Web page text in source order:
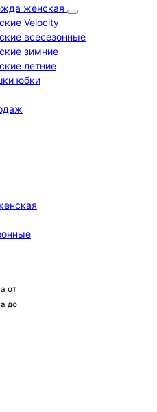
женская
Velocity
всесезонные
зимние
летние
юбки
от
до